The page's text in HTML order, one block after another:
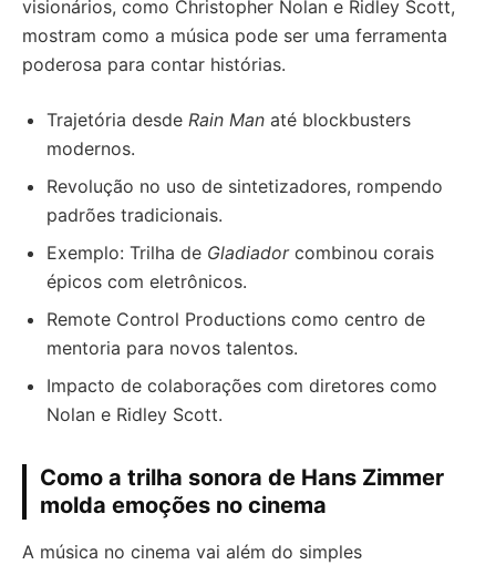
visionários, como Christopher Nolan e Ridley Scott,
mostram como a música pode ser uma ferramenta
poderosa para contar histórias.
Trajetória desde Rain Man até blockbusters
modernos.
Revolução no uso de sintetizadores, rompendo
padrões tradicionais.
Exemplo: Trilha de Gladiadorcombinou corais
épicos com eletrônicos.
Remote Control Productions como centro de
mentoria para novos talentos.
Impacto de colaborações com diretores como
Nolan e Ridley Scott.
Como a trilha sonora de Hans Zimmer
molda emoções no cinema
A música no cinema vai além do simples